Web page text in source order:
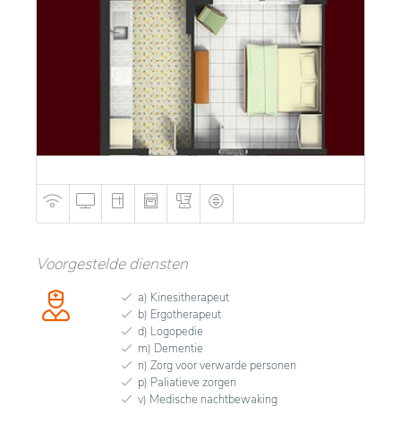
Voorgestelde diensten
a) Kinesitherapeut
b) Ergotherapeut
d) Logopedie
m) Dementie
n) Zorg voor verwarde personen
p) Paliatieve zorgen
v) Medische nachtbewaking